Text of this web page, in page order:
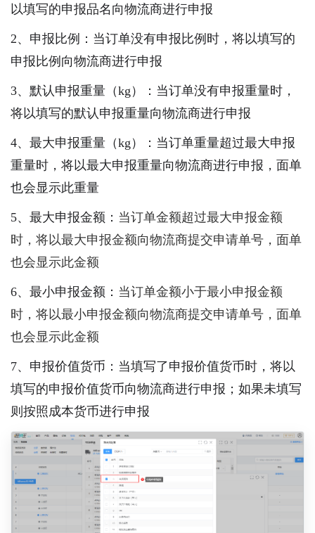
以填写的申报品名向物流商进行申报
2、申报比例：当订单没有申报比例时，将以填写的
申报比例向物流商进行申报
3、默认申报重量（kg）：当订单没有申报重量时，
将以填写的默认申报重量向物流商进行申报
4、最大申报重量（kg）：当订单重量超过最大申报
重量时，将以最大申报重量向物流商进行申报，面单
也会显示此重量
5、最大申报金额： 当订单金额超过最大申报金额
时，将以最大申报金额向物流商提交申请单号，面单
也会显示此金额
6、最小申报金额： 当订单金额小于最小申报金额
时，将以最小申报金额向物流商提交申请单号，面单
也会显示此金额
7、申报价值货币：当填写了申报价值货币时，将以
填写的申报价值货币向物流商进行申报；如果未填写
则按照成本货币进行申报